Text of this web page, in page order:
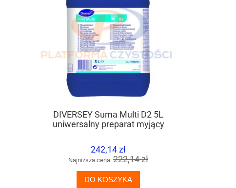
DIVERSEY Suma Multi D2 5L
uniwersalny preparat myjący
242,14 zł
Najniższa cena: 222,14 zł
DO KOSZYKA